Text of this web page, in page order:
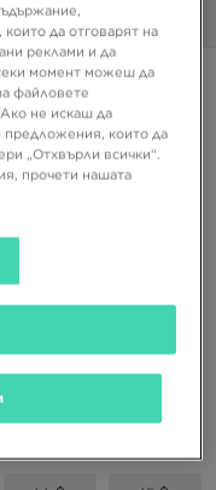
360°
US
да отговарят на
реклами и да
момент можеш да
файловете
Ако не искаш да
предложения, които да
„Отхвърли всички“.
прочети нашата